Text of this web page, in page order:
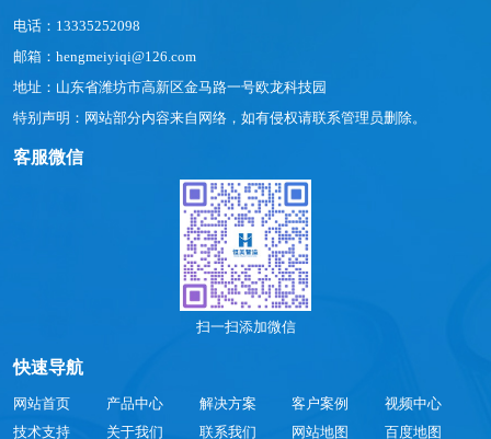
电话：13335252098
邮箱：hengmeiyiqi@126.com
地址：山东省潍坊市高新区金马路一号欧龙科技园
特别声明：网站部分内容来自网络，如有侵权请联系管理员删除。
客服微信
扫一扫添加微信
快速导航
网站首页 产品中心 解决方案 客户案例
视频中心
技术支持
关于我们 联系我们 网站地图 百度地图